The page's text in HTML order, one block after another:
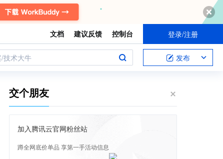
文档 建议反馈 控制台 登录/注册
技术大牛 发布
交个朋友
加入腾讯云官网粉丝站
蹲全网底价单品 享第一手活动信息